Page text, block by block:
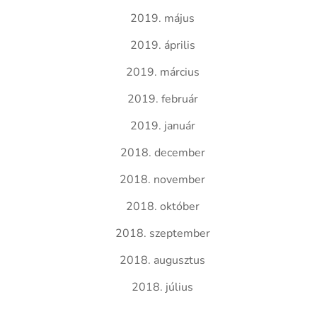
2019. május
2019. április
2019. március
2019. február
2019. január
2018. december
2018. november
2018. október
2018. szeptember
2018. augusztus
2018. július